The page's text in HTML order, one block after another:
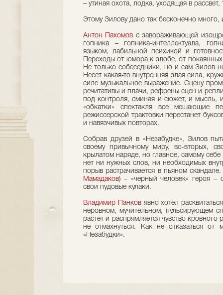
– утиная охота, лодка, уходящая в
Этому Зилову дано так бесконечно много,
Антон Пахомов с завораживающей
гопника – гопника-интеллектуала,
языком, лабильной психикой и
Переходы от юмора к злобе, от
Не только собеседники, но и сам Зилов
Несет какая-то внутренняя злая сила,
силе музыкальное выражение. Сцену
речитативы и плачи, рефрены сцен и
под контроля, сминая и сюжет, и мысль,
«обкатки» спектакля все мешающие
режиссерской трактовки перестанет
и навязчивых повторах.
Собрав друзей в «Незабудке», Зилов
своему привычному миру, во-вторых,
крылатом наряде, но главное, самому
нет ни нужных слов, ни необходимых
порыв растрачивается в пьяном
Мамадаков) – «черный человек» героя –
свои пудовые кулаки.
Владимир Панковявно хотел
неровном, мучительном, пульсирующем
растет и распрямляется чувство
не отмахнуться. Как не отказаться от
«Незабудки».